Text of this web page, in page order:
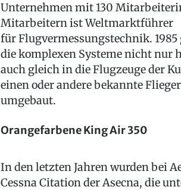
Unternehmen mit 130
Mitarbeitern ist Weltmarktführer
für Flugvermessungstechnik.
die komplexen Systeme nicht nur
auch gleich in die Flugzeuge der
einen oder andere bekannte
umgebaut.
Orangefarbene King Air 350
In den letzten Jahren wurden bei
Cessna Citation der Asecna, die